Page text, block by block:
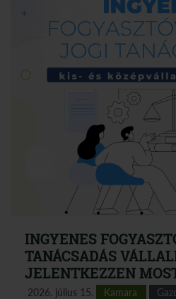
INGYENES
TANÁCSADÁS
JELENTKEZZEN
2026. július 15. Kamara